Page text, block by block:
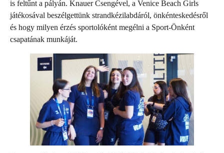
is feltűnt a pályán. Knauer Csengével, a Venice Beach Girls
játékosával beszélgettünk strandkézilabdáról, önkénteskedésről
és hogy milyen érzés sportolóként megélni a Sport-Önként
csapatának munkáját.